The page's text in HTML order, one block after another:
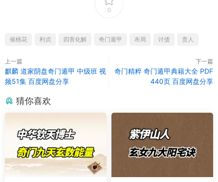
0
催桃花 利贞 四害化解 奇门遁甲 布局 讨债 贵人
上一篇
麒麟 道家阴盘奇门遁甲 中级班 视
频51集 百度网盘分享
下一篇
奇门精粹 奇门遁甲典籍大全 PDF
440页 百度网盘分享
猜你喜欢